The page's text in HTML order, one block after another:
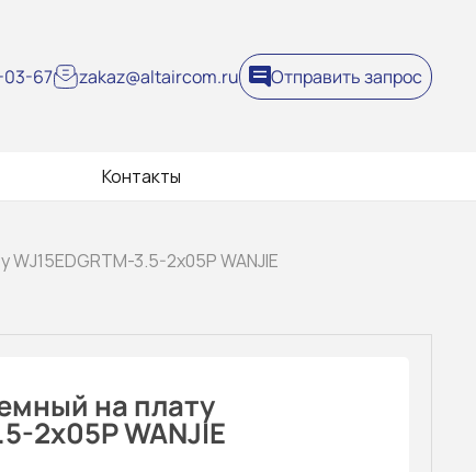
03-67 zakaz@altaircom.ru Отправить запрос
Контакты
3.5-2x05P WANJIE
на плату
2x05P WANJIE